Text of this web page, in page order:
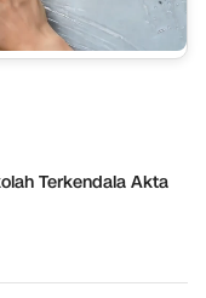
Terkendala Akta